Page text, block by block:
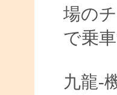
場の
で乗
九龍-